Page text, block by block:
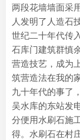
两段花墙墙面采
人发明了人造石
世纪二十年代传
石库门建筑群慎
营造技艺，成为
筑营造法在我的
九十年代的事了
吴水库的东站发
分便用水刷石施
得。水刷石在村